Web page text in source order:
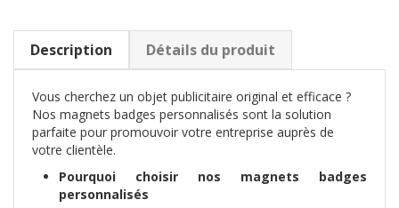
Description Détails du produit
Vous cherchez un objet publicitaire original et efficace ?
Nos magnets badges personnalisés sont la solution
parfaite pour promouvoir votre entreprise auprès de
votre clientèle.
Pourquoi choisir nos magnets badges
personnalisés